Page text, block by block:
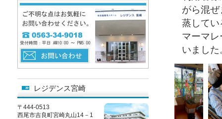
がら混
蒸して
マーマ
いまし
レジデンス宮崎
〒444-0513
西尾市吉良町宮崎丸山14－1